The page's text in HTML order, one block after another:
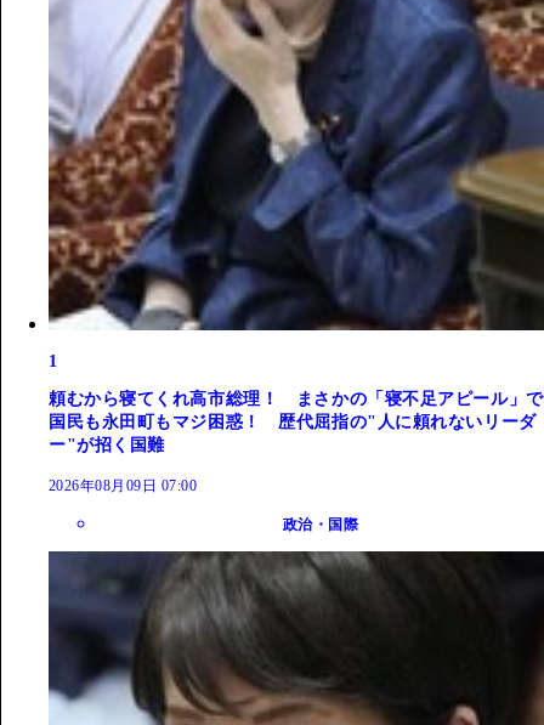
1
頼むから寝てくれ高市総理！ まさかの「寝不足アピール」で
国民も永田町もマジ困惑！ 歴代屈指の"人に頼れないリーダ
ー"が招く国難
2026年08月09日 07:00
政治・国際